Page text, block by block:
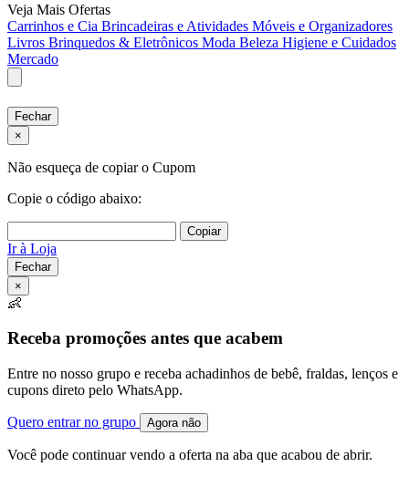
Veja Mais Ofertas
Carrinhos e Cia Brincadeiras e Atividades Móveis e Organizadores
Livros Brinquedos & Eletrônicos Moda Beleza Higiene e Cuidados
Mercado
Fechar
×
Não esqueça de copiar o Cupom
Copie o código abaixo:
Copiar
Ir à Loja
Fechar
×
👶
Receba promoções antes que acabem
Entre no nosso grupo e receba achadinhos de bebê, fraldas, lenços e
cupons direto pelo WhatsApp.
Quero entrar no grupo Agora não
Você pode continuar vendo a oferta na aba que acabou de abrir.